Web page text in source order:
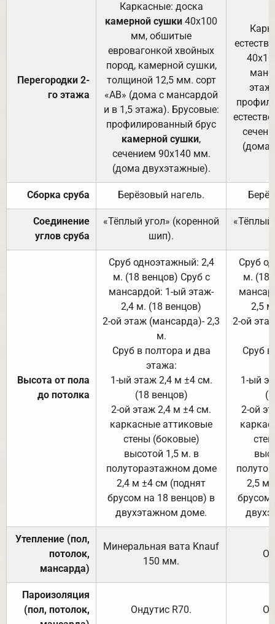
Перегородки 2-
го этажа
Каркасные: доска
камерной сушки 40х100
мм, обшитые
евровагонкой хвойных
пород, камерной сушки,
толщиной 12,5 мм. сорт
«АВ» (дома с мансардой
и в 1,5 этажа). Брусовые:
профилированный брус
камерной сушки,
сечением 90х140 мм.
(дома двухэтажные).
(дома
Сборка сруба Берёзовый нагель.
Соединение
углов сруба
«Тёплый угол» (коренной
шип).
«Тёплый
Высота от пола
до потолка
Сруб одноэтажный: 2,4
м. (18 венцов) Сруб с
мансардой: 1-ый этаж-
2,4 м. (18 венцов)
2-ой этаж (мансарда)- 2,3
м.
Сруб в полтора и два
этажа:
1-ый этаж 2,4 м ±4 см.
(18 венцов)
2-ой этаж 2,4 м ±4 см.
каркасные аттиковые
стены (боковые)
высотой 1,5 м. в
полутораэтажном доме
2,4 м ±4 см (поднят
брусом на 18 венцов) в
двухэтажном доме.
Сруб
м. (18
2,5
2-ой
Сруб
1-ый
2-ой
2,5 м
брусом
Утепление (пол,
потолок,
мансарда)
Минеральная вата Knauf
150 мм.
Пароизоляция
(пол, потолок,
Ондутис R70.